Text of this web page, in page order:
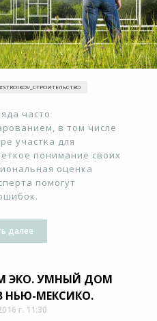
#STROIKOV_СТРОИТЕЛЬСТВО
часто
в том числе
участка для
понимание своих
оценка
помогут
далее
ЭКО. УМНЫЙ ДОМ
НЬЮ-МЕКСИКО.
г. 11:30